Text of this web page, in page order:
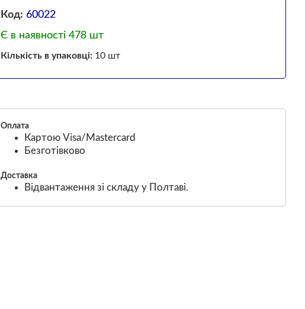
Код: 60022
Є в наявності 478 шт
Кількість в упаковці: 10 шт
Оплата
Картою Visa/Mastercard
Безготівково
Доставка
Відвантаження зі складу у Полтаві.